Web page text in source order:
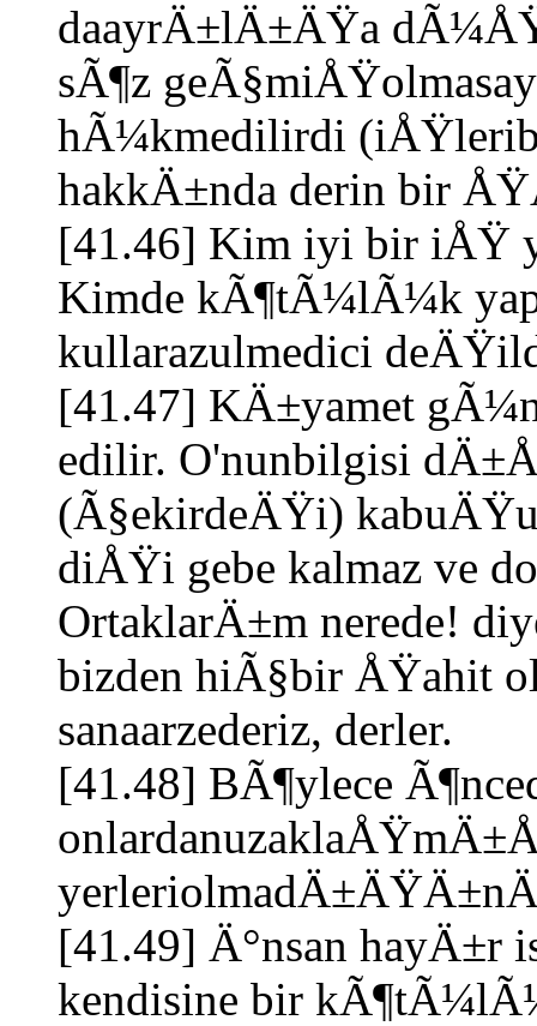
daayrÄ±lÄ±ÄŸa
sÃ¶z
hÃ¼kmedilirdi
hakkÄ±nda derin bir
[41.46] Kim iyi bir iÅŸ
Kimde kÃ¶tÃ¼lÃ¼k
kullarazulmedici
[41.47] KÄ±yamet
edilir. O'nunbilgisi
(Ã§ekirdeÄŸi)
diÅŸi gebe kalmaz ve
OrtaklarÄ±m nerede!
bizden hiÃ§bir ÅŸahit
sanaarzederiz, derler.
[41.48] BÃ¶ylece
[41.49] Ä°nsan hayÄ±r
kendisine bir